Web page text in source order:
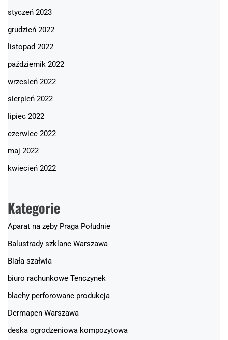
styczeń 2023
grudzień 2022
listopad 2022
październik 2022
wrzesień 2022
sierpień 2022
lipiec 2022
czerwiec 2022
maj 2022
kwiecień 2022
Kategorie
Aparat na zęby Praga Południe
Balustrady szklane Warszawa
Biała szałwia
biuro rachunkowe Tenczynek
blachy perforowane produkcja
Dermapen Warszawa
deska ogrodzeniowa kompozytowa